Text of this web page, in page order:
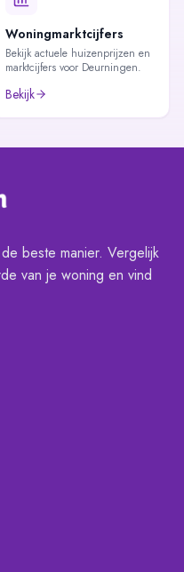
Woningmarktcijfers
Bekijk actuele huizenprijzen en
marktcijfers voor Deurningen.
Bekijk
beste manier. Vergelijk
van je woning en vind